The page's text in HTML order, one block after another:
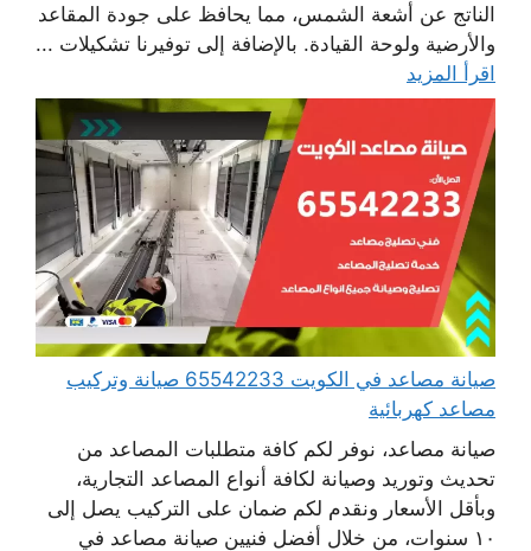
الناتج عن أشعة الشمس، مما يحافظ على جودة المقاعد
والأرضية ولوحة القيادة. بالإضافة إلى توفيرنا تشكيلات ...
اقرأ المزيد
صيانة مصاعد في الكويت 65542233 صيانة وتركيب
مصاعد كهربائية
صيانة مصاعد، نوفر لكم كافة متطلبات المصاعد من
تحديث وتوريد وصيانة لكافة أنواع المصاعد التجارية،
وبأقل الأسعار ونقدم لكم ضمان على التركيب يصل إلى
١٠ سنوات، من خلال أفضل فنيين صيانة مصاعد في